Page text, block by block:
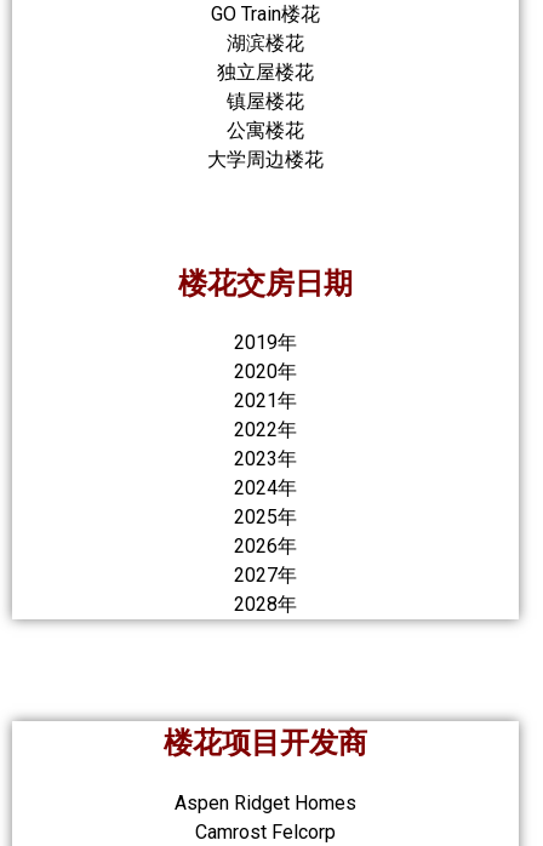
GO Train楼花
湖滨楼花
独立屋楼花
镇屋楼花
公寓楼花
大学周边楼花
楼花交房日期
2019年
2020年
2021年
2022年
2023年
2024年
2025年
2026年
2027年
2028年
楼花项目开发商
Aspen Ridget Homes
Camrost Felcorp